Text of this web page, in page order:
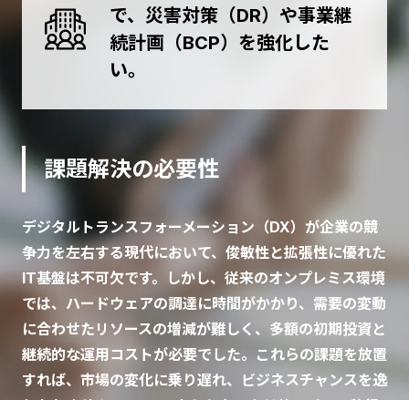
で、災害対策（DR）や事業継
続計画（BCP）を強化した
い。
課題解決の必要性
デジタルトランスフォーメーション（DX）が企業の競
争力を左右する現代において、俊敏性と拡張性に優れた
IT基盤は不可欠です。しかし、従来のオンプレミス環境
では、ハードウェアの調達に時間がかかり、需要の変動
に合わせたリソースの増減が難しく、多額の初期投資と
継続的な運用コストが必要でした。これらの課題を放置
すれば、市場の変化に乗り遅れ、ビジネスチャンスを逸